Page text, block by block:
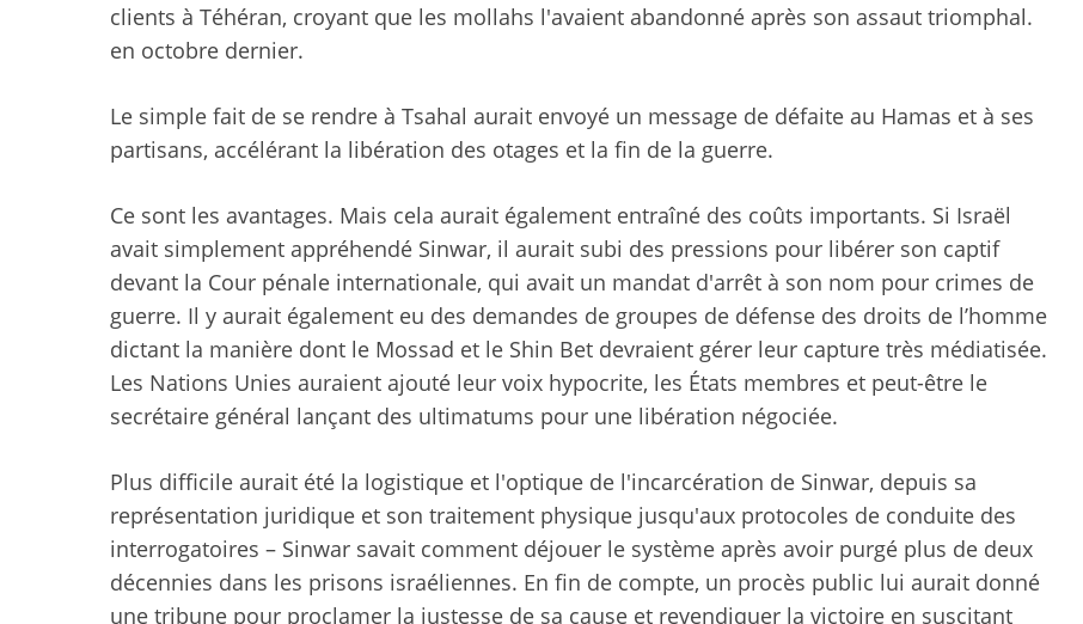
clients à Téhéran, croyant que les mollahs l'avaient abandonné après son assaut triomphal.
en octobre dernier.
Le simple fait de se rendre à Tsahal aurait envoyé un message de défaite au Hamas et à ses
partisans, accélérant la libération des otages et la fin de la guerre.
Ce sont les avantages. Mais cela aurait également entraîné des coûts importants. Si Israël
avait simplement appréhendé Sinwar, il aurait subi des pressions pour libérer son captif
devant la Cour pénale internationale, qui avait un mandat d'arrêt à son nom pour crimes de
guerre. Il y aurait également eu des demandes de groupes de défense des droits de l’homme
dictant la manière dont le Mossad et le Shin Bet devraient gérer leur capture très médiatisée.
Les Nations Unies auraient ajouté leur voix hypocrite, les États membres et peut-être le
secrétaire général lançant des ultimatums pour une libération négociée.
Plus difficile aurait été la logistique et l'optique de l'incarcération de Sinwar, depuis sa
représentation juridique et son traitement physique jusqu'aux protocoles de conduite des
interrogatoires – Sinwar savait comment déjouer le système après avoir purgé plus de deux
décennies dans les prisons israéliennes. En fin de compte, un procès public lui aurait donné
une tribune pour proclamer la justesse de sa cause et revendiquer la victoire en suscitant